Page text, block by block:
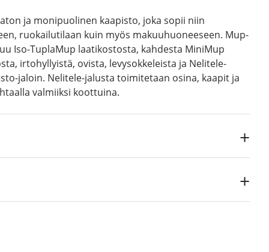
ja monipuolinen kaapisto, joka sopii niin
ruokailutilaan kuin myös makuuhuoneeseen. Mup-
Iso-TuplaMup laatikostosta, kahdesta MiniMup
irtohyllyistä, ovista, levysokkeleista ja Nelitele-
jaloin. Nelitele-jalusta toimitetaan osina, kaapit ja
valmiiksi koottuina.